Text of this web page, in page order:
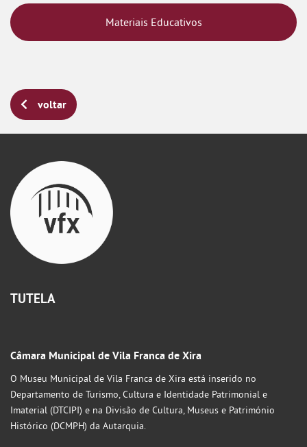
Materiais Educativos
voltar
TUTELA
Câmara Municipal de Vila Franca de Xira
O Museu Municipal de Vila Franca de Xira está inserido no
Departamento de Turismo, Cultura e Identidade Patrimonial e
Imaterial (DTCIPI) e na Divisão de Cultura, Museus e Património
Histórico (DCMPH) da Autarquia.